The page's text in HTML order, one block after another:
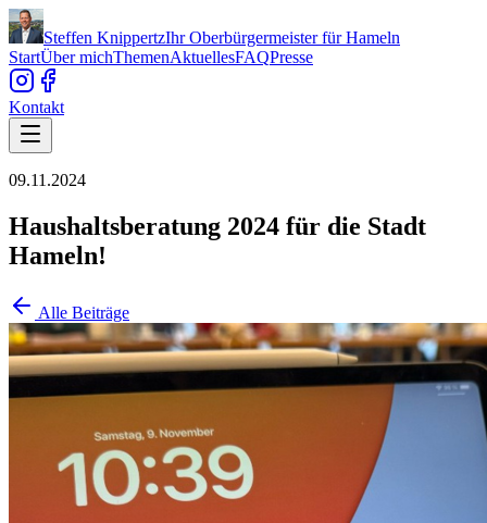
Steffen KnippertzIhr Oberbürgermeister für Hameln
StartÜber michThemenAktuellesFAQPresse
Kontakt
09.11.2024
Haushaltsberatung 2024 für die Stadt
Hameln!
Alle Beiträge